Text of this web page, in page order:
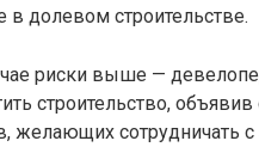
в долевом строительстве.
риски выше —
строительство,
желающих сотрудничать